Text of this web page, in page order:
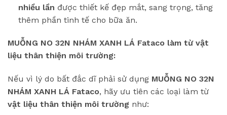
nhiều lần được thiết kế đẹp mắt, sang trọng, tăng
thêm phần tinh tế cho bữa ăn.
MUỖNG NO 32N NHÁM XANH LÁ Fataco làm từ vật
liệu thân thiện môi trường:
Nếu vì lý do bất đắc dĩ phải sử dụng MUỖNG NO 32N
NHÁM XANH LÁ Fataco, hãy ưu tiên các loại làm từ
vật liệu thân thiện môi trường như: